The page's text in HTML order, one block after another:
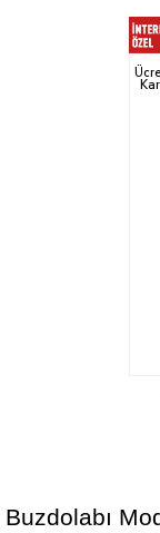
Buzdolabı